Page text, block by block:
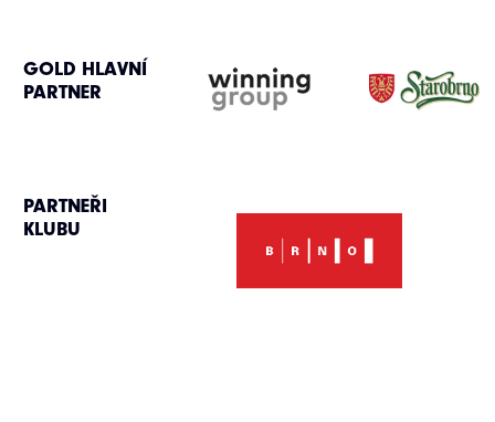
GOLD HLAVNÍ
PARTNER
PARTNEŘI
KLUBU